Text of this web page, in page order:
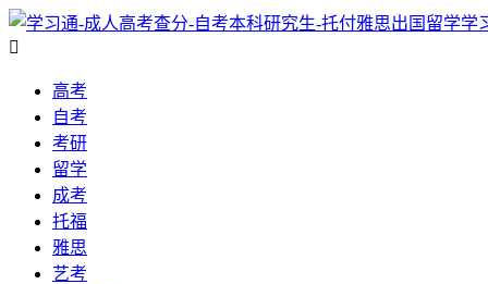
学

高考
自考
考研
留学
成考
托福
雅思
艺考